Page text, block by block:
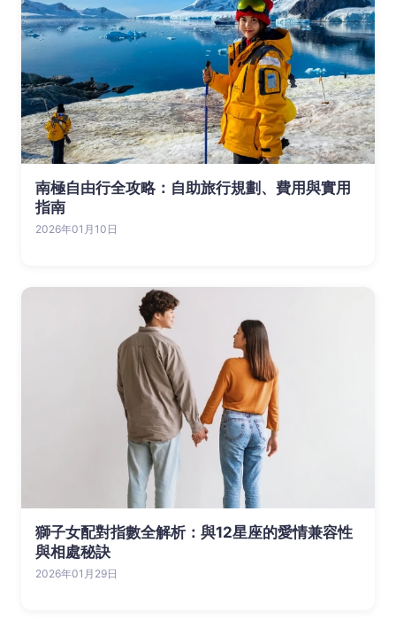
南極自由行全攻略：自助旅行規劃、費用與實用
指南
2026年01月10日
獅子女配對指數全解析：與12星座的愛情兼容性
與相處秘訣
2026年01月29日